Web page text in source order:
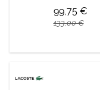
99,75 €
133,00 €